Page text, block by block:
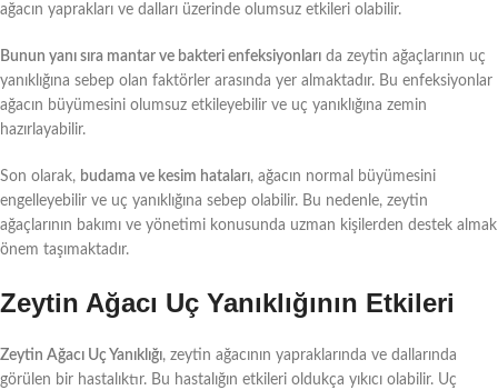
ağacın yaprakları ve dalları üzerinde olumsuz etkileri olabilir.
Bunun yanı sıra mantar ve bakteri enfeksiyonları da zeytin ağaçlarının uç
yanıklığına sebep olan faktörler arasında yer almaktadır. Bu enfeksiyonlar
ağacın büyümesini olumsuz etkileyebilir ve uç yanıklığına zemin
hazırlayabilir.
Son olarak, budama ve kesim hataları, ağacın normal büyümesini
engelleyebilir ve uç yanıklığına sebep olabilir. Bu nedenle, zeytin
ağaçlarının bakımı ve yönetimi konusunda uzman kişilerden destek almak
önem taşımaktadır.
Zeytin Ağacı Uç Yanıklığının Etkileri
Zeytin Ağacı Uç Yanıklığı, zeytin ağacının yapraklarında ve dallarında
görülen bir hastalıktır. Bu hastalığın etkileri oldukça yıkıcı olabilir. Uç